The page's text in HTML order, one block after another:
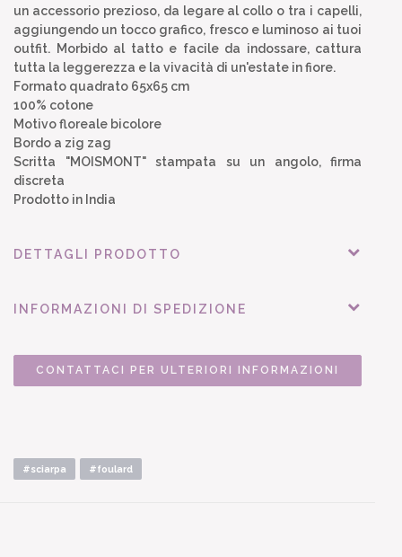
un accessorio prezioso, da legare al collo o tra i capelli,
aggiungendo un tocco grafico, fresco e luminoso ai tuoi
outfit. Morbido al tatto e facile da indossare, cattura
tutta la leggerezza e la vivacità di un'estate in fiore.
Formato quadrato 65x65 cm
100% cotone
Motivo floreale bicolore
Bordo a zig zag
Scritta "MOISMONT" stampata su un angolo, firma
discreta
Prodotto in India
DETTAGLI PRODOTTO
INFORMAZIONI DI SPEDIZIONE
CONTATTACI PER ULTERIORI INFORMAZIONI
#sciarpa #foulard